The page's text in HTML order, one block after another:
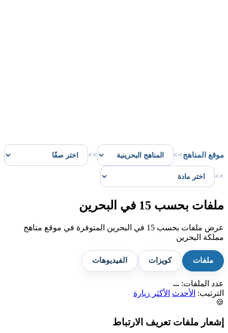
موقع المناهج>>
>>
>>
ملفات بحسب 15 في البحرين
عرض ملفات بحسب 15 في البحرين المتوفرة في موقع مناهج
مملكة البحرين
ملفات كويزات الفيديوهات
عدد الملفات: ...
الترتيب:
الأحدث
الأكثر زيارة
🍪
إشعار ملفات تعريف الارتباط